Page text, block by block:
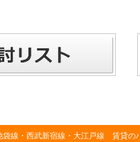
袋線・西武新宿線・大江戸線 賃貸の